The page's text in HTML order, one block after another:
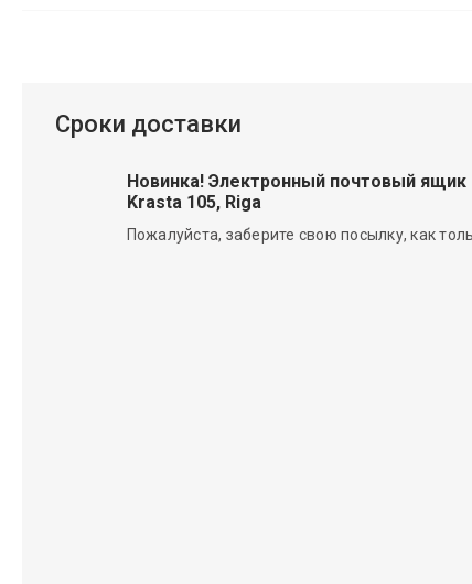
Сроки доставки
Новинка! Электронный почтовый ящик
Krasta 105, Riga
Пожалуйста, заберите свою посылку, как